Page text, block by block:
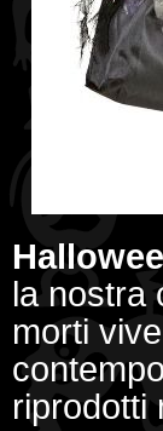
la nostra
morti
riprodotti